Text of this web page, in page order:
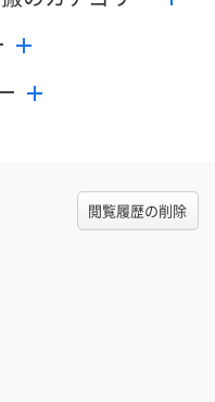
閲覧履歴の削除